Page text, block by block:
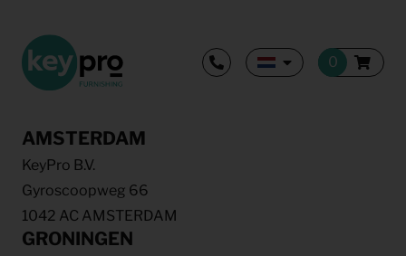
AMSTERDAM
KeyPro B.V.
Gyroscoopweg 66
1042 AC AMSTERDAM
GRONINGEN